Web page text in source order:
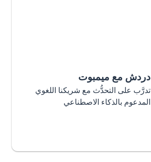
دردش مع ميمبوت
تدرَّب على التحدُّث مع شريكنا اللغوي
المدعوم بالذكاء الاصطناعي